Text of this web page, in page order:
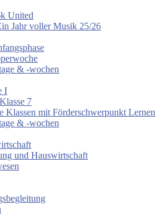
United
Jahr voller Musik 25/26
& -wochen
I
7
Klassen mit Förderschwerpunkt Lernen
& -wochen
und Hauswirtschaft